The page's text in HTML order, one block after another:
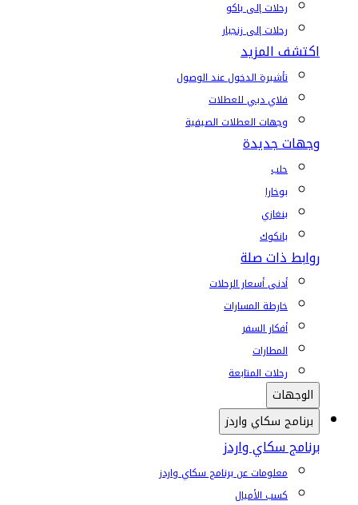
رحلات إلى باكو
رحلات إلى زنجبار
اكتشف المزيد
تأشيرة الدخول عند الوصول
فلاي دبي للعطلات
وجهات العطلات الصيفية
وجهات جديدة
حلب
بوخارا
بنغازي
بانكوك
روابط ذات صلة
أدنى أسعار الرحلات
خارطة المسارات
أفكار السفر
المطارات
رحلات المتابعة
الوجهات
برنامج سكاي واردز
برنامج سكاي واردز
معلومات عن برنامج سكاي واردز
كسب الأميال